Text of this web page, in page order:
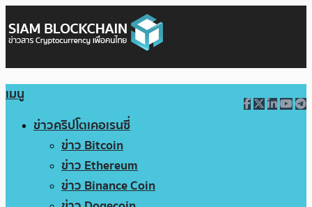
เมนู
ข่าวคริปโตเคอเรนซี่
ข่าว Bitcoin
ข่าว Ethereum
ข่าว Binance Coin